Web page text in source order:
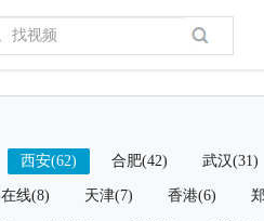
西安(62) 合肥(42) 武汉(31)
在线(8) 天津(7) 香港(6)